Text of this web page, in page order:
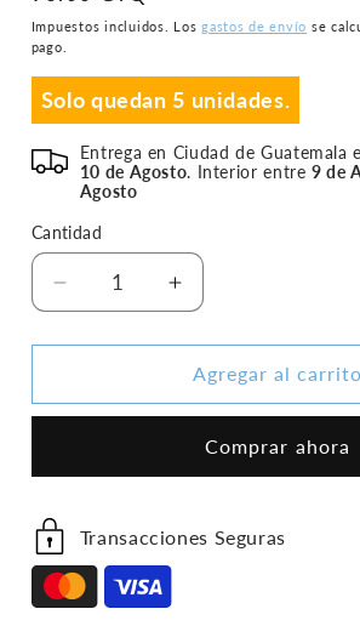
habitual
Impuestos incluidos. Losgastos de envío se
pago.
Solo quedan 5 unidades.
Entrega en Ciudad de Guatemala
10 de Agosto. Interior entre9 de
Agosto
Cantidad
Reducir
cantidad
para
Granja:
De
Escuela
Aumentar
cantidad
para
La
Granja:
Hora
De
Escuela
Agregar al carrito
Comprar ahora
Transacciones Seguras